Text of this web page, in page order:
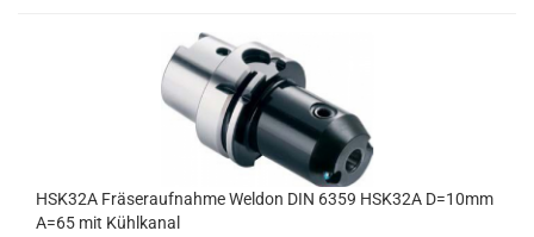
HSK32A Fräseraufnahme Weldon DIN 6359 HSK32A D=10mm
A=65 mit Kühlkanal